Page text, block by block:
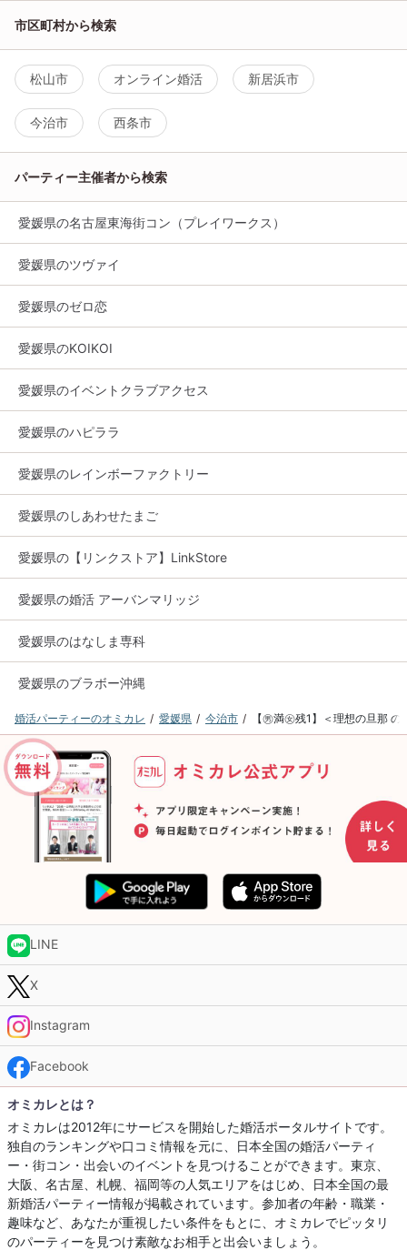
市区町村から検索
松山市 オンライン婚活 新居浜市
今治市 西条市
パーティー主催者から検索
愛媛県の名古屋東海街コン（プレイワークス）
愛媛県のツヴァイ
愛媛県のゼロ恋
愛媛県のKOIKOI
愛媛県のイベントクラブアクセス
愛媛県のハピララ
愛媛県のレインボーファクトリー
愛媛県のしあわせたまご
愛媛県の【リンクストア】LinkStore
愛媛県の婚活 アーバンマリッジ
愛媛県のはなしま専科
愛媛県のブラボー沖縄
婚活パーティーのオミカレ 愛媛県 今治市 【㊚満㊛残1】＜理想の旦那
LINE
X
Instagram
Facebook
オミカレとは？
オミカレは2012年にサービスを開始した婚活ポータルサイトです。
独自のランキングや口コミ情報を元に、日本全国の婚活パーティ
ー・街コン・出会いのイベントを見つけることができます。東京、
大阪、名古屋、札幌、福岡等の人気エリアをはじめ、日本全国の最
新婚活パーティー情報が掲載されています。参加者の年齢・職業・
趣味など、あなたが重視したい条件をもとに、オミカレでピッタリ
のパーティーを見つけ素敵なお相手と出会いましょう。